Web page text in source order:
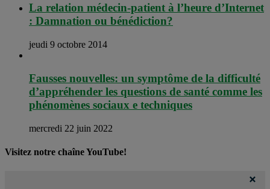
La relation médecin-patient à l’heure d’Internet
: Damnation ou bénédiction?
jeudi 9 octobre 2014
Fausses nouvelles: un symptôme de la difficulté
d’appréhender les questions de santé comme les
phénomènes sociaux e techniques
mercredi 22 juin 2022
Visitez notre chaîne YouTube!